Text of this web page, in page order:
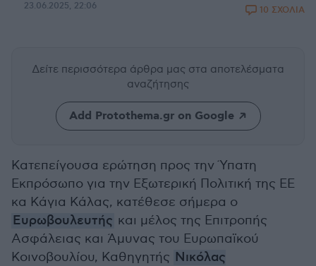
23.06.2025, 22:06 10 ΣΧΟΛΙΑ
Δείτε περισσότερα άρθρα μας στα αποτελέσματα
αναζήτησης
Add Protothema.gr on Google
Κατεπείγουσα ερώτηση προς την Ύπατη
Εκπρόσωπο για την Εξωτερική Πολιτική της ΕΕ
κα Κάγια Κάλας, κατέθεσε σήμερα ο
Ευρωβουλευτής και μέλος της Επιτροπής
Ασφάλειας και Άμυνας του Ευρωπαϊκού
Κοινοβουλίου, Καθηγητής Νικόλας